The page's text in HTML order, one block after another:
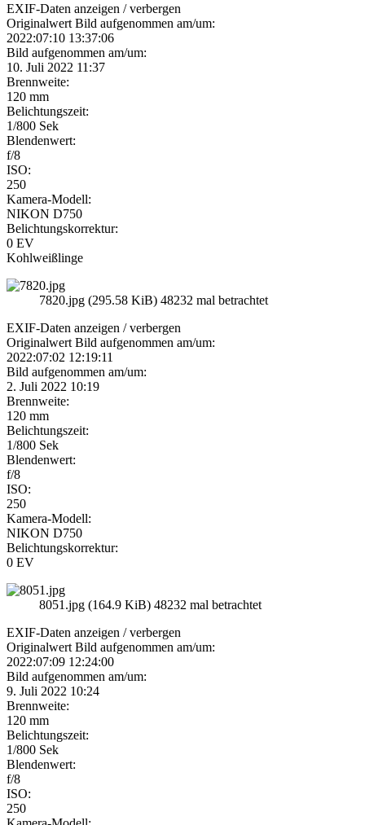
EXIF-Daten anzeigen / verbergen
Originalwert Bild aufgenommen am/um:
2022:07:10 13:37:06
Bild aufgenommen am/um:
10. Juli 2022 11:37
Brennweite:
120 mm
Belichtungszeit:
1/800 Sek
Blendenwert:
f/8
ISO:
250
Kamera-Modell:
NIKON D750
Belichtungskorrektur:
0 EV
Kohlweißlinge
7820.jpg (295.58 KiB) 48232 mal betrachtet
EXIF-Daten anzeigen / verbergen
Originalwert Bild aufgenommen am/um:
2022:07:02 12:19:11
Bild aufgenommen am/um:
2. Juli 2022 10:19
Brennweite:
120 mm
Belichtungszeit:
1/800 Sek
Blendenwert:
f/8
ISO:
250
Kamera-Modell:
NIKON D750
Belichtungskorrektur:
0 EV
8051.jpg (164.9 KiB) 48232 mal betrachtet
EXIF-Daten anzeigen / verbergen
Originalwert Bild aufgenommen am/um:
2022:07:09 12:24:00
Bild aufgenommen am/um:
9. Juli 2022 10:24
Brennweite:
120 mm
Belichtungszeit:
1/800 Sek
Blendenwert:
f/8
ISO:
250